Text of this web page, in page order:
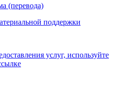
(перевода)
поддержки
услуг, используйте